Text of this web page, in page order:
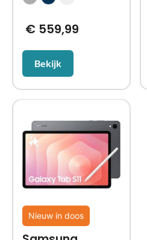
€559,99
Bekijk
Nieuw in doos